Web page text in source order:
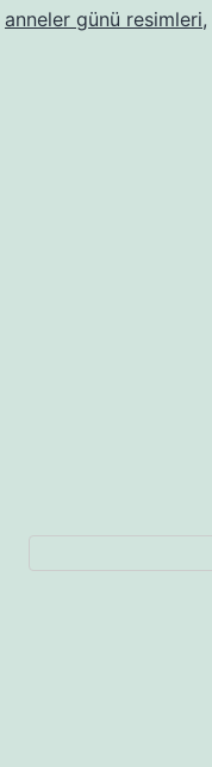
anneler günü resimleri,